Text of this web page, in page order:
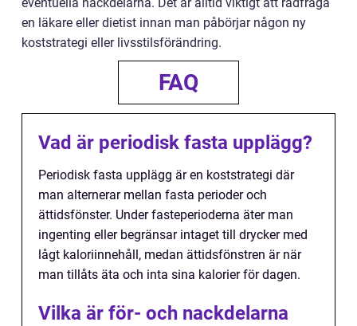
eventuella nackdelarna. Det är alltid viktigt att rådfråga
en läkare eller dietist innan man påbörjar någon ny
koststrategi eller livsstilsförändring.
FAQ
Vad är periodisk fasta upplägg?
Periodisk fasta upplägg är en koststrategi där
man alternerar mellan fasta perioder och
ättidsfönster. Under fasteperioderna äter man
ingenting eller begränsar intaget till drycker med
lågt kaloriinnehåll, medan ättidsfönstren är när
man tillåts äta och inta sina kalorier för dagen.
Vilka är för- och nackdelarna